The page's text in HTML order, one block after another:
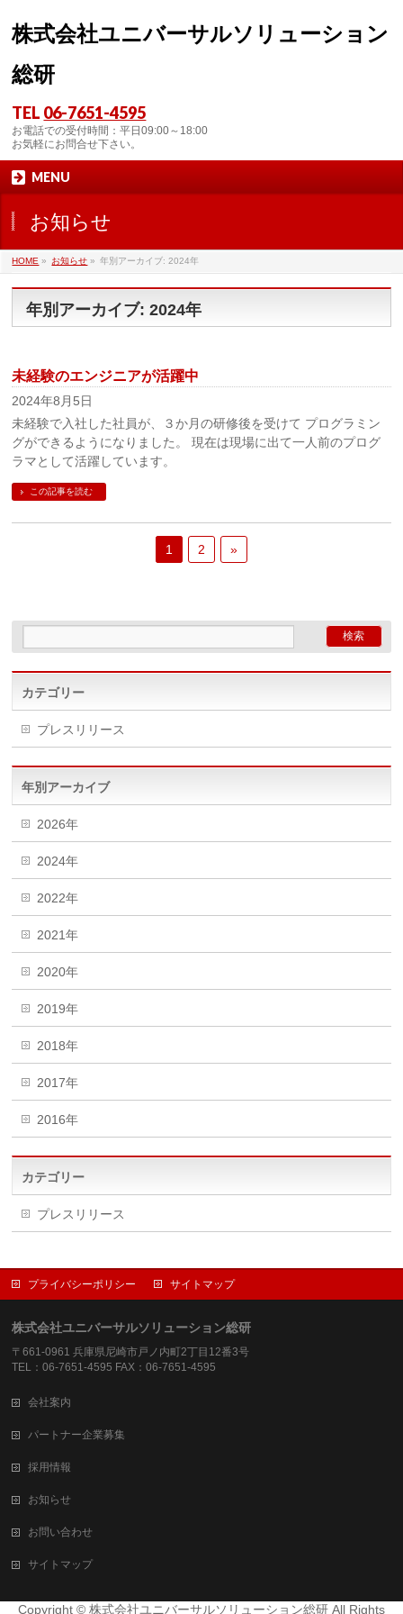
株式会社ユニバーサルソリューション
総研
TEL 06-7651-4595
お電話での受付時間：平日09:00～18:00
お気軽にお問合せ下さい。
MENU
お知らせ
HOME » お知らせ » 年別アーカイブ: 2024年
年別アーカイブ: 2024年
未経験のエンジニアが活躍中
2024年8月5日
未経験で入社した社員が、３か月の研修後を受けて プログラミン
グができるようになりました。 現在は現場に出て一人前のプログ
ラマとして活躍しています。
この記事を読む
1 2 »
カテゴリー
プレスリリース
年別アーカイブ
2026年
2024年
2022年
2021年
2020年
2019年
2018年
2017年
2016年
カテゴリー
プレスリリース
プライバシーポリシー サイトマップ
株式会社ユニバーサルソリューション総研
〒661-0961 兵庫県尼崎市戸ノ内町2丁目12番3号
TEL：06-7651-4595 FAX：06-7651-4595
会社案内
パートナー企業募集
採用情報
お知らせ
お問い合わせ
サイトマップ
Copyright © 株式会社ユニバーサルソリューション総研 All Rights